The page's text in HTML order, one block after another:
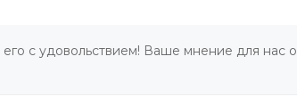
с удовольствием! Ваше мнение для нас